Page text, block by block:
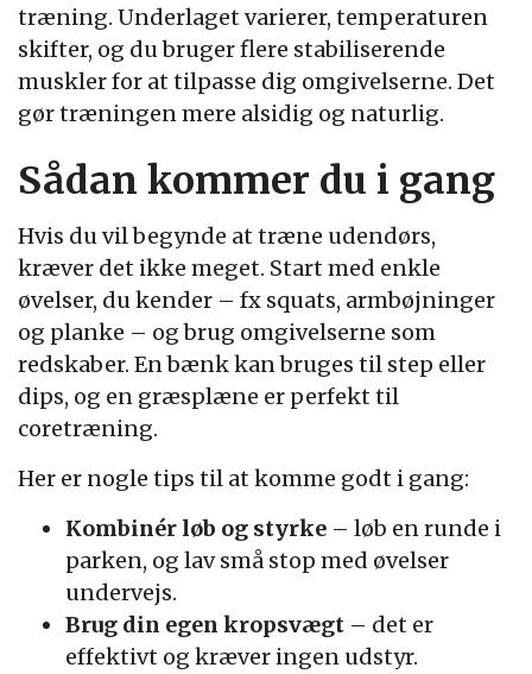
træning. Underlaget varierer, temperaturen
skifter, og du bruger flere stabiliserende
muskler for at tilpasse dig omgivelserne. Det
gør træningen mere alsidig og naturlig.
Sådan kommer du i gang
Hvis du vil begynde at træne udendørs,
kræver det ikke meget. Start med enkle
øvelser, du kender – fx squats, armbøjninger
og planke – og brug omgivelserne som
redskaber. En bænk kan bruges til step eller
dips, og en græsplæne er perfekt til
coretræning.
Her er nogle tips til at komme godt i gang:
Kombinér løb og styrke – løb en runde i
parken, og lav små stop med øvelser
undervejs.
Brug din egen kropsvægt – det er
effektivt og kræver ingen udstyr.